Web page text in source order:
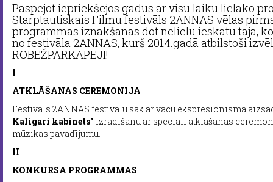
Pāspējot iepriekšējos gadus ar visu laiku lielāko
Starptautiskais Filmu festivāls 2ANNAS vēlas
programmas iznākšanas dot nelielu ieskatu tajā,
no festivāla 2ANNAS, kurš 2014.gadā atbilstoši
ROBEŽPĀRKĀPĒJI!
I
ATKLĀŠANAS CEREMONIJA
Festivāls 2ANNAS festivālu sāk ar vācu ekspresionisma
Kaligari kabinets" izrādīšanu ar speciāli atklāšanas
mūzikas pavadījumu.
II
KONKURSA PROGRAMMAS